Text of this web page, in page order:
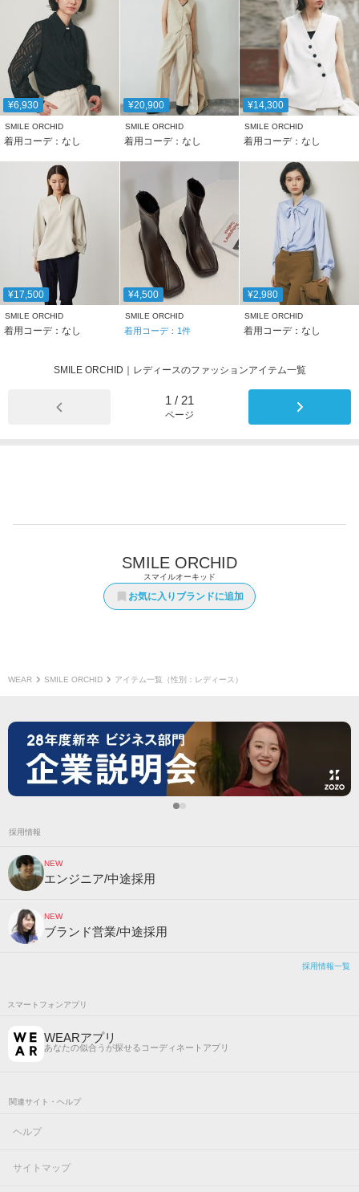
¥6,930
SMILE ORCHID
着用コーデ：なし
¥20,900
SMILE ORCHID
着用コーデ：なし
¥14,300
SMILE ORCHID
着用コーデ：なし
¥17,500
SMILE ORCHID
着用コーデ：なし
¥4,500
SMILE ORCHID
着用コーデ： 1件
¥2,980
SMILE ORCHID
着用コーデ：なし
SMILE ORCHID｜レディースのファッションアイテム一覧
1 / 21
ページ
SMILE ORCHID
スマイルオーキッド
お気に入りブランドに追加
WEAR SMILE ORCHID アイテム一覧（性別：レディース）
採用情報
NEW
エンジニア/中途採用
NEW
ブランド営業/中途採用
採用情報一覧
スマートフォンアプリ
WEARアプリ
あなたの似合うが探せるコーディネートアプリ
関連サイト・ヘルプ
ヘルプ
サイトマップ